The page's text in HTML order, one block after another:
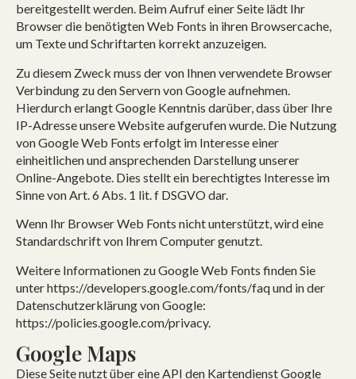
bereitgestellt werden. Beim Aufruf einer Seite lädt Ihr
Browser die benötigten Web Fonts in ihren Browsercache,
um Texte und Schriftarten korrekt anzuzeigen.
Zu diesem Zweck muss der von Ihnen verwendete Browser
Verbindung zu den Servern von Google aufnehmen.
Hierdurch erlangt Google Kenntnis darüber, dass über Ihre
IP-Adresse unsere Website aufgerufen wurde. Die Nutzung
von Google Web Fonts erfolgt im Interesse einer
einheitlichen und ansprechenden Darstellung unserer
Online-Angebote. Dies stellt ein berechtigtes Interesse im
Sinne von Art. 6 Abs. 1 lit. f DSGVO dar.
Wenn Ihr Browser Web Fonts nicht unterstützt, wird eine
Standardschrift von Ihrem Computer genutzt.
Weitere Informationen zu Google Web Fonts finden Sie
unter https://developers.google.com/fonts/faq und in der
Datenschutzerklärung von Google:
https://policies.google.com/privacy.
Google Maps
Diese Seite nutzt über eine API den Kartendienst Google